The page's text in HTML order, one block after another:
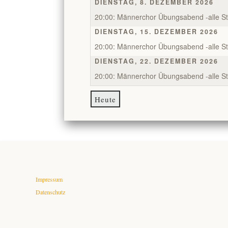
DIENSTAG, 8. DEZEMBER 2026
20:00: Männerchor Übungsabend -alle
DIENSTAG, 15. DEZEMBER 2026
20:00: Männerchor Übungsabend -alle
DIENSTAG, 22. DEZEMBER 2026
20:00: Männerchor Übungsabend -alle
Heute
Impressum
Datenschutz